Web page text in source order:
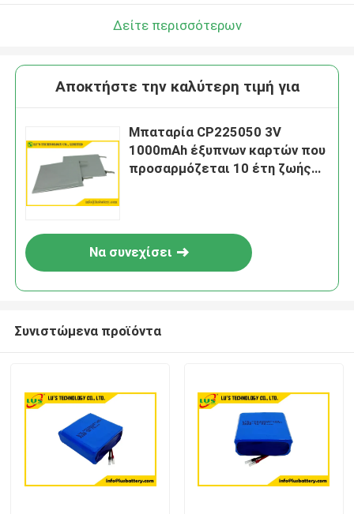
Δείτε περισσότερων
Αποκτήστε την καλύτερη τιμή για
Μπαταρία CP225050 3V
1000mAh έξυπνων καρτών που
προσαρμόζεται 10 έτη ζωής
Να συνεχίσει
Συνιστώμενα προϊόντα